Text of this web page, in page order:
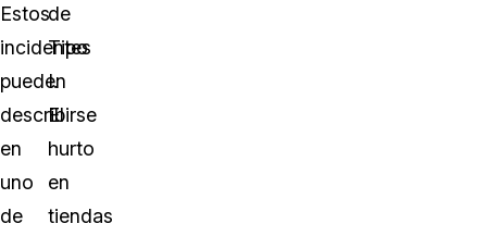
Estos
incidentes
pueden
describirse
en
uno
de
de
Tipo
I.
El
hurto
en
tiendas